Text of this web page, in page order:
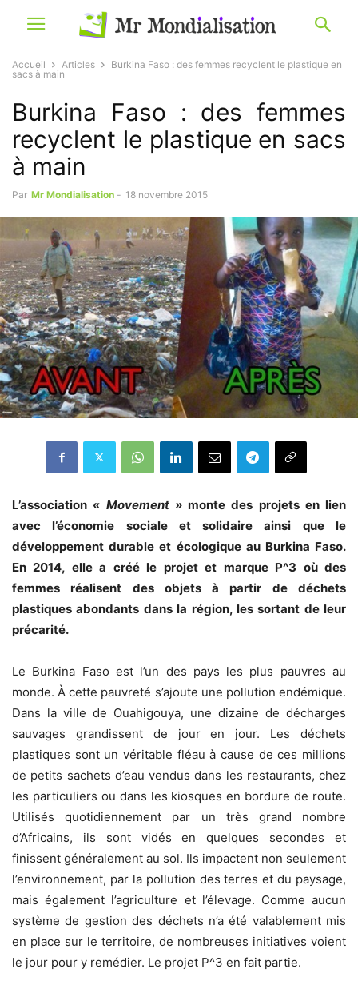
Accueil Articles
Burkina Faso : des femmes recyclent le plastique en
sacs à main
Burkina Faso : des femmes
recyclent le plastique en sacs
à main
Par Mr Mondialisation - 18 novembre 2015
L’association « Movement »monte des projets en lien
avec l’économie sociale et solidaire ainsi que le
développement durable et écologique au Burkina Faso.
En 2014, elle a créé le projet et marque P^3 où des
femmes réalisent des objets à partir de déchets
plastiques abondants dans la région, les sortant de leur
précarité.
Le Burkina Faso est l’un des pays les plus pauvres au
monde. À cette pauvreté s’ajoute une pollution endémique.
Dans la ville de Ouahigouya, une dizaine de décharges
sauvages grandissent de jour en jour. Les déchets
plastiques sont un véritable fléau à cause de ces millions
de petits sachets d’eau vendus dans les restaurants, chez
les particuliers ou dans les kiosques en bordure de route.
Utilisés quotidiennement par un très grand nombre
d’Africains, ils sont vidés en quelques secondes et
finissent généralement au sol. Ils impactent non seulement
l’environnement, par la pollution des terres et du paysage,
mais également l’agriculture et l’élevage. Comme aucun
système de gestion des déchets n’a été valablement mis
en place sur le territoire, de nombreuses initiatives voient
le jour pour y remédier. Le projet P^3 en fait partie.